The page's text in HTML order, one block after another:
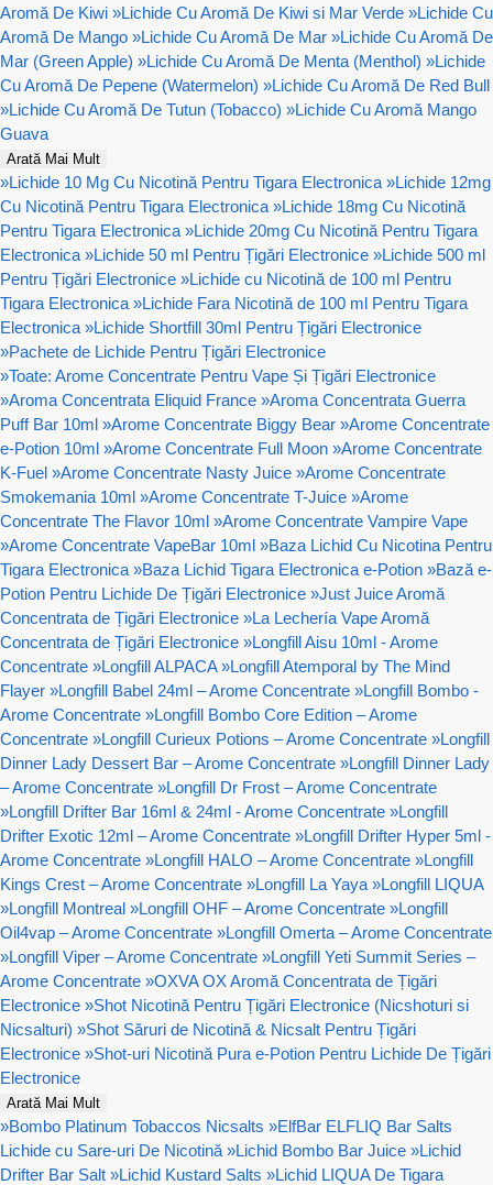
Aromă De Kiwi »Lichide Cu Aromă De Kiwi si Mar Verde »Lichide Cu
Aromă De Mango »Lichide Cu Aromă De Mar »Lichide Cu Aromă De
Mar (Green Apple) »Lichide Cu Aromă De Menta (Menthol) »Lichide
Cu Aromă De Pepene (Watermelon) »Lichide Cu Aromă De Red Bull
»Lichide Cu Aromă De Tutun (Tobacco) »Lichide Cu Aromă Mango
Guava
Arată Mai Mult
»Lichide 10 Mg Cu Nicotină Pentru Tigara Electronica »Lichide 12mg
Cu Nicotină Pentru Tigara Electronica »Lichide 18mg Cu Nicotină
Pentru Tigara Electronica »Lichide 20mg Cu Nicotină Pentru Tigara
Electronica »Lichide 50 ml Pentru Țigări Electronice »Lichide 500 ml
Pentru Țigări Electronice »Lichide cu Nicotină de 100 ml Pentru
Tigara Electronica »Lichide Fara Nicotină de 100 ml Pentru Tigara
Electronica »Lichide Shortfill 30ml Pentru Țigări Electronice
»Pachete de Lichide Pentru Țigări Electronice
»Toate: Arome Concentrate Pentru Vape Și Țigări Electronice
»Aroma Concentrata Eliquid France »Aroma Concentrata Guerra
Puff Bar 10ml »Arome Concentrate Biggy Bear »Arome Concentrate
e-Potion 10ml »Arome Concentrate Full Moon »Arome Concentrate
K-Fuel »Arome Concentrate Nasty Juice »Arome Concentrate
Smokemania 10ml »Arome Concentrate T-Juice »Arome
Concentrate The Flavor 10ml »Arome Concentrate Vampire Vape
»Arome Concentrate VapeBar 10ml »Baza Lichid Cu Nicotina Pentru
Tigara Electronica »Baza Lichid Tigara Electronica e-Potion »Bază e-
Potion Pentru Lichide De Țigări Electronice »Just Juice Aromă
Concentrata de Țigări Electronice »La Lechería Vape Aromă
Concentrata de Țigări Electronice »Longfill Aisu 10ml - Arome
Concentrate »Longfill ALPACA »Longfill Atemporal by The Mind
Flayer »Longfill Babel 24ml – Arome Concentrate »Longfill Bombo -
Arome Concentrate »Longfill Bombo Core Edition – Arome
Concentrate »Longfill Curieux Potions – Arome Concentrate »Longfill
Dinner Lady Dessert Bar – Arome Concentrate »Longfill Dinner Lady
– Arome Concentrate »Longfill Dr Frost – Arome Concentrate
»Longfill Drifter Bar 16ml & 24ml - Arome Concentrate »Longfill
Drifter Exotic 12ml – Arome Concentrate »Longfill Drifter Hyper 5ml -
Arome Concentrate »Longfill HALO – Arome Concentrate »Longfill
Kings Crest – Arome Concentrate »Longfill La Yaya »Longfill LIQUA
»Longfill Montreal »Longfill OHF – Arome Concentrate »Longfill
Oil4vap – Arome Concentrate »Longfill Omerta – Arome Concentrate
»Longfill Viper – Arome Concentrate »Longfill Yeti Summit Series –
Arome Concentrate »OXVA OX Aromă Concentrata de Țigări
Electronice »Shot Nicotină Pentru Țigări Electronice (Nicshoturi si
Nicsalturi) »Shot Săruri de Nicotină & Nicsalt Pentru Țigări
Electronice »Shot-uri Nicotină Pura e-Potion Pentru Lichide De Țigări
Electronice
Arată Mai Mult
»Bombo Platinum Tobaccos Nicsalts »ElfBar ELFLIQ Bar Salts
Lichide cu Sare-uri De Nicotină »Lichid Bombo Bar Juice »Lichid
Drifter Bar Salt »Lichid Kustard Salts »Lichid LIQUA De Tigara